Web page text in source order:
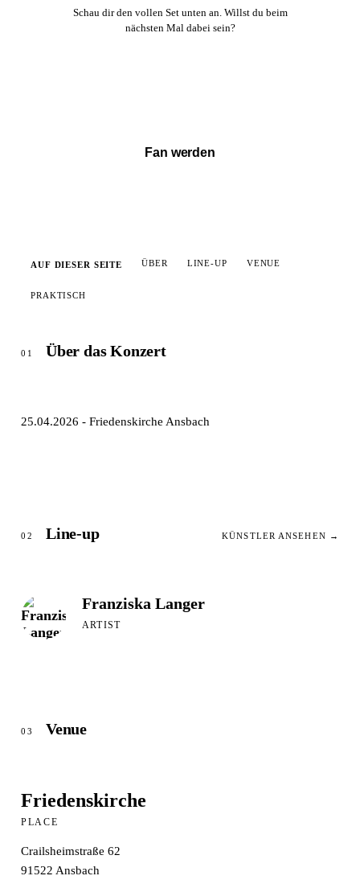
Schau dir den vollen Set unten an. Willst du beim
nächsten Mal dabei sein?
Fan werden
AUF DIESER SEITE ÜBER LINE-UP VENUE
PRAKTISCH
01 Über das Konzert
25.04.2026 - Friedenskirche Ansbach
02 Line-up KÜNSTLER ANSEHEN →
Franziska Langer
ARTIST
03 Venue
Friedenskirche
PLACE
Crailsheimstraße 62
91522 Ansbach